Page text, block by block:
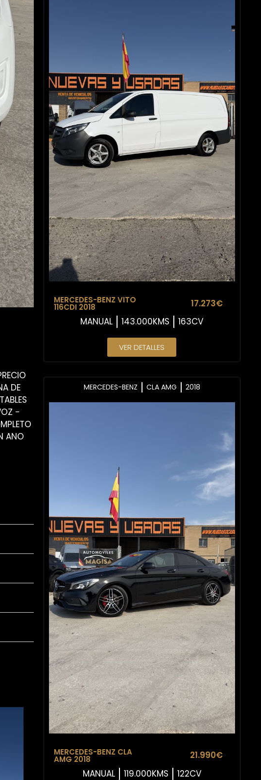
DE
-
ANO
MERCEDES-BENZ VITO
116CDI 2018
17.273€
MANUAL
143.000KMS 163CV
VER DETALLES
MERCEDES-BENZ CLA AMG 2018
MERCEDES-BENZ CLA
AMG 2018
21.990€
MANUAL
119.000KMS 122CV